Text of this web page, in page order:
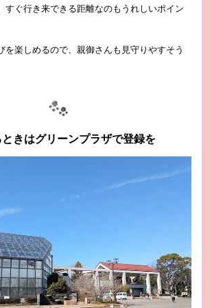
すぐ行き来できる距離なのもうれしいポイン
を楽しめるので、親御さんも見守りやすそう
きはグリーンプラザで登録を